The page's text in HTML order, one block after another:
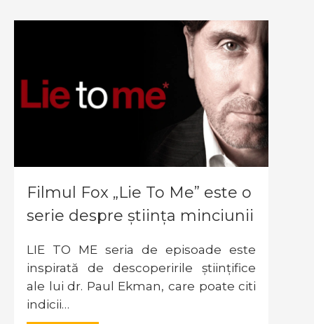
Filmul Fox „Lie To Me” este o
serie despre știința minciunii
LIE TO ME seria de episoade este
inspirată de descoperirile științifice
ale lui dr. Paul Ekman, care poate citi
indicii…